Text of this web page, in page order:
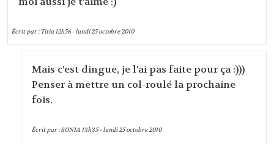
Écrit par :Titia 12h56-lundi 25octobre 2010
Mais c'est dingue, je l'ai pas faite pour ça :)))
Penser à mettre un col-roulé la prochaine
fois.
Écrit par :SONIA 13h35- lundi 25octobre 2010